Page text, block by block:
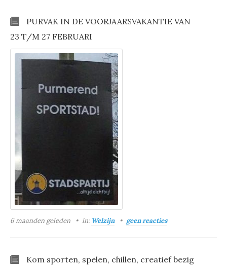
PURVAK IN DE VOORJAARSVAKANTIE VAN
23 T/M 27 FEBRUARI
6 maanden geleden in: Welzijn geen reacties
Kom sporten, spelen, chillen, creatief bezig